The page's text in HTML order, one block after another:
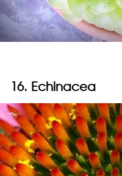
16. Echinacea